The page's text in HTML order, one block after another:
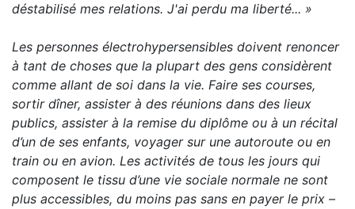
déstabilisé mes relations. J'ai perdu ma liberté... »
Les personnes électrohypersensibles doivent renoncer
à tant de choses que la plupart des gens considèrent
comme allant de soi dans la vie. Faire ses courses,
sortir dîner, assister à des réunions dans des lieux
publics, assister à la remise du diplôme ou à un récital
d’un de ses enfants, voyager sur une autoroute ou en
train ou en avion. Les activités de tous les jours qui
composent le tissu d’une vie sociale normale ne sont
plus accessibles, du moins pas sans en payer le prix –